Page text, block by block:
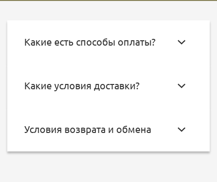
Какие есть способы оплаты?
Какие условия доставки?
Условия возврата и обмена